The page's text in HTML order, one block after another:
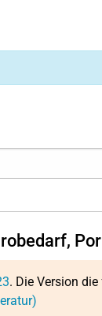
. Die Version